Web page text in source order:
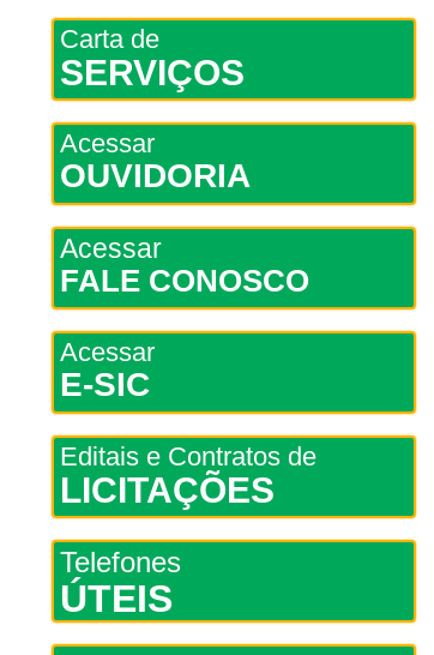
Carta de
SERVIÇOS
Acessar
OUVIDORIA
Acessar
FALE CONOSCO
Acessar
E-SIC
Editais e Contratos de
LICITAÇÕES
Telefones
ÚTEIS